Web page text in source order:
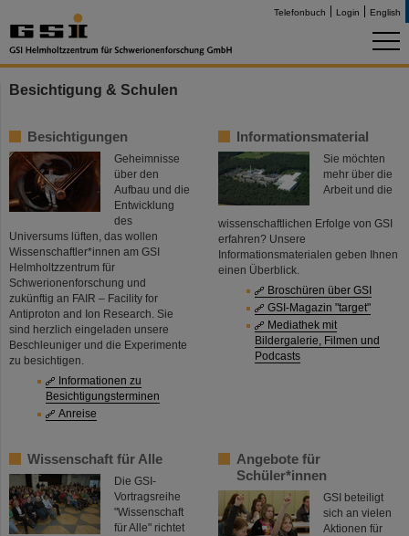
Telefonbuch Login English
Besichtigung & Schulen
Besichtigungen
Geheimnisse
über den
Aufbau und die
Entwicklung
des
Universums lüften, das wollen
Wissenschaftler*innen am GSI
Helmholtzzentrum für
Schwerionenforschung und
zukünftig an FAIR – Facility for
Antiproton and Ion Research. Sie
sind herzlich eingeladen unsere
Beschleuniger und die Experimente
zu besichtigen.
Informationen zu
Besichtigungsterminen
Anreise
Informationsmaterial
Sie möchten
mehr über die
Arbeit und die
wissenschaftlichen Erfolge von GSI
erfahren? Unsere
Informationsmaterialen geben Ihnen
einen Überblick.
Broschüren über GSI
GSI-Magazin "target"
Mediathek mit
Bildergalerie, Filmen und
Podcasts
Wissenschaft für Alle
Die GSI-
Vortragsreihe
"Wissenschaft
für Alle" richtet
Angebote für
Schüler*innen
GSI beteiligt
sich an vielen
Aktionen für